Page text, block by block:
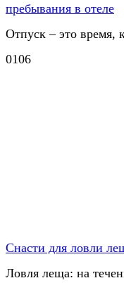
пребывания в отеле
​Отпуск – это время,
0106
Снасти для ловли
Ловля леща: на